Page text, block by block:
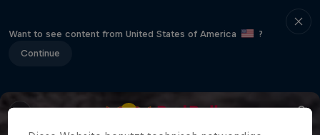
Want to see content from United States of America
?
Continue